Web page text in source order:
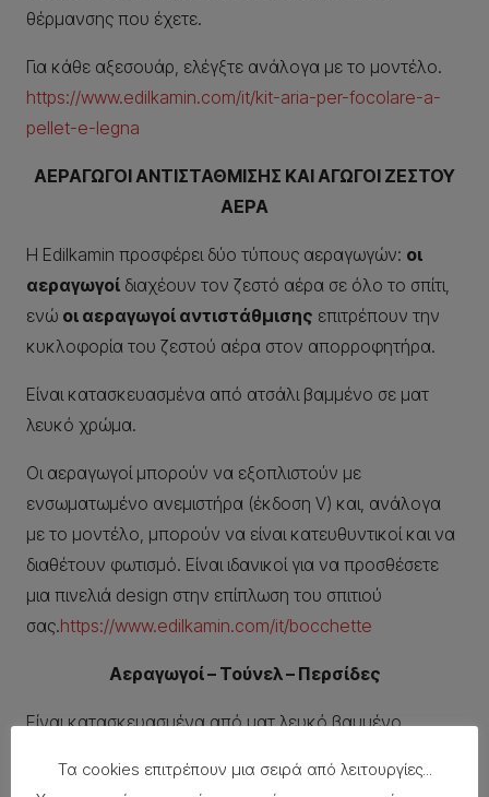
θέρμανσης που έχετε.
Για κάθε αξεσουάρ, ελέγξτε ανάλογα με το μοντέλο.
https://www.edilkamin.com/it/kit-aria-per-focolare-a-
pellet-e-legna
ΑΕΡΑΓΩΓΟΙ ΑΝΤΙΣΤΑΘΜΙΣΗΣ ΚΑΙ ΑΓΩΓΟΙ ΖΕΣΤΟΥ
ΑΕΡΑ
Η Edilkamin προσφέρει δύο τύπους αεραγωγών: οι
αεραγωγοί διαχέουν τον ζεστό αέρα σε όλο το σπίτι,
ενώ οι αεραγωγοί αντιστάθμισης επιτρέπουν την
κυκλοφορία του ζεστού αέρα στον απορροφητήρα.
Είναι κατασκευασμένα από ατσάλι βαμμένο σε ματ
λευκό χρώμα.
Οι αεραγωγοί μπορούν να εξοπλιστούν με
ενσωματωμένο ανεμιστήρα (έκδοση V) και, ανάλογα
με το μοντέλο, μπορούν να είναι κατευθυντικοί και να
διαθέτουν φωτισμό. Είναι ιδανικοί για να προσθέσετε
μια πινελιά design στην επίπλωση του σπιτιού
σας.https://www.edilkamin.com/it/bocchette
Αεραγωγοί – Τούνελ – Περσίδες
Είναι κατασκευασμένα από ματ λευκό βαμμένο
Τα cookies επιτρέπουν μια σειρά από λειτουργίες...